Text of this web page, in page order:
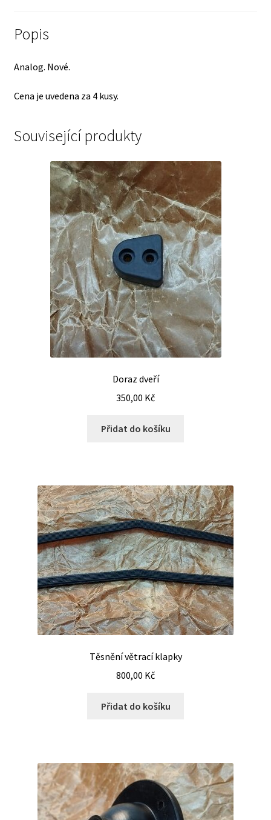
Popis
Analog. Nové.
Cena je uvedena za 4 kusy.
Související produkty
Doraz dveří
350,00 Kč
Přidat do košíku
Těsnění větrací klapky
800,00 Kč
Přidat do košíku